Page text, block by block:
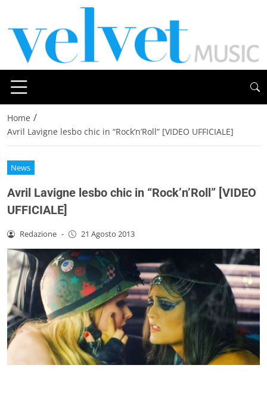
Home /
Avril Lavigne lesbo chic in “Rock’n’Roll” [VIDEO UFFICIALE]
News
Avril Lavigne lesbo chic in “Rock’n’Roll” [VIDEO
UFFICIALE]
Redazione - 21 Agosto 2013